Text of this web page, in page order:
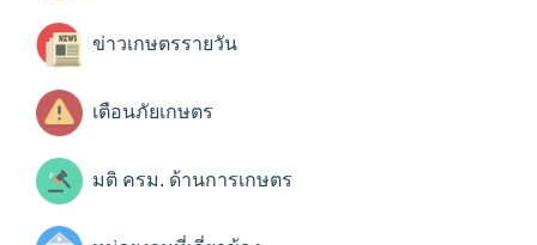
ข่าวเกษตรรายวัน
เตือนภัยเกษตร
มติ ครม. ด้านการเกษตร